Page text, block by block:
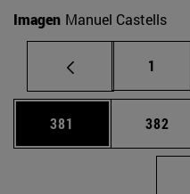
Imagen Manuel Castells
Página
1
Página
381 Página
382